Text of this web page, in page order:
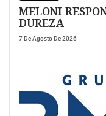
MELONI
DUREZA
7 De Agosto De 2026